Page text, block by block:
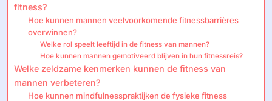
fitness?
Hoe kunnen mannen veelvoorkomende fitnessbarrières
overwinnen?
Welke rol speelt leeftijd in de fitness van mannen?
Hoe kunnen mannen gemotiveerd blijven in hun fitnessreis?
Welke zeldzame kenmerken kunnen de fitness van
mannen verbeteren?
Hoe kunnen mindfulnesspraktijken de fysieke fitness